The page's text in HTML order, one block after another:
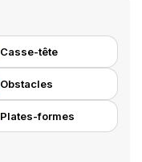
Casse-tête
Obstacles
Plates-formes